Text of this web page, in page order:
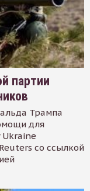
партии
Трампа
для
Ukraine
со ссылкой